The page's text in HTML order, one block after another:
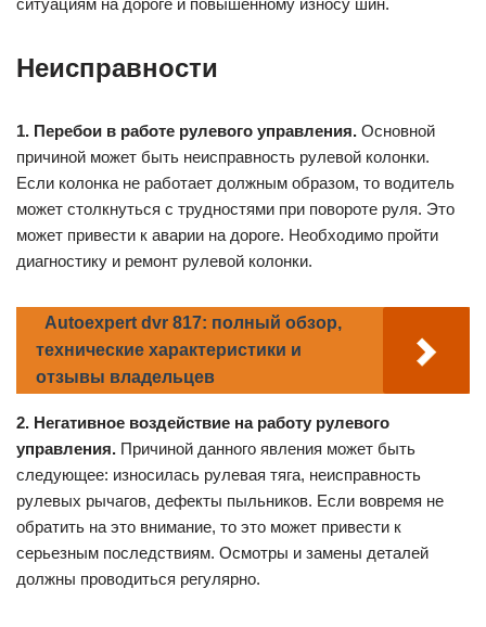
ситуациям на дороге и повышенному износу шин.
Неисправности
1. Перебои в работе рулевого управления. Основной
причиной может быть неисправность рулевой колонки.
Если колонка не работает должным образом, то водитель
может столкнуться с трудностями при повороте руля. Это
может привести к аварии на дороге. Необходимо пройти
диагностику и ремонт рулевой колонки.
Autoexpert dvr 817: полный обзор,
технические характеристики и
отзывы владельцев
2. Негативное воздействие на работу рулевого
управления. Причиной данного явления может быть
следующее: износилась рулевая тяга, неисправность
рулевых рычагов, дефекты пыльников. Если вовремя не
обратить на это внимание, то это может привести к
серьезным последствиям. Осмотры и замены деталей
должны проводиться регулярно.